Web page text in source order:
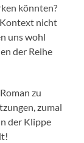
könnten?
nicht
uns wohl
der Reihe
zu
zumal
der Klippe